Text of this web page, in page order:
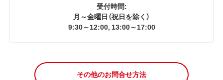
受付時間:
月～金曜日（祝日を除く）
9:30～12:00, 13:00～17:00
その他のお問合せ方法